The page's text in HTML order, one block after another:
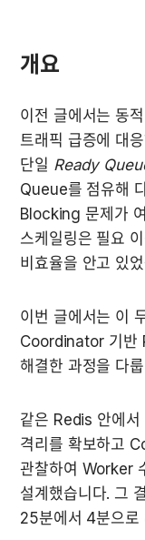
개요
이전 글에서는 동
트래픽 급증에 대
단일 Ready
Queue를 점유해
Blocking 문제가
스케일링은 필요
비효율을 안고 있
이번 글에서는 이
Coordinator 기반
해결한 과정을 다
같은 Redis 안에
격리를 확보하고
관찰하여 Worker
설계했습니다. 그
25분에서 4분으